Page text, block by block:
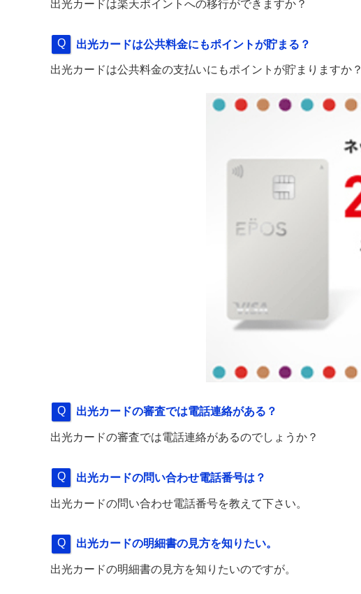
出光カードは楽天ポイントへの移行ができますか？
出光カードは公共料金にもポイントが貯まる？
出光カードは公共料金の支払いにもポイントが貯まりますか？
出光カードの審査では電話連絡がある？
出光カードの審査では電話連絡があるのでしょうか？
出光カードの問い合わせ電話番号は？
出光カードの問い合わせ電話番号を教えて下さい。
出光カードの明細書の見方を知りたい。
出光カードの明細書の見方を知りたいのですが。